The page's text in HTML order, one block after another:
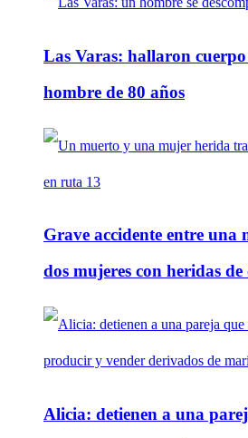
Las Varas: hallaron
hombre de 80 años
Grave accidente entre una
dos mujeres con heridas
Alicia: detienen a una